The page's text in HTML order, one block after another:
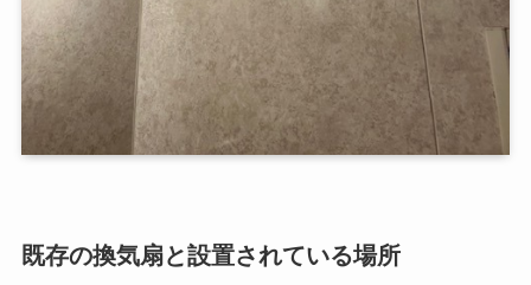
既存の換気扇と設置されている場所